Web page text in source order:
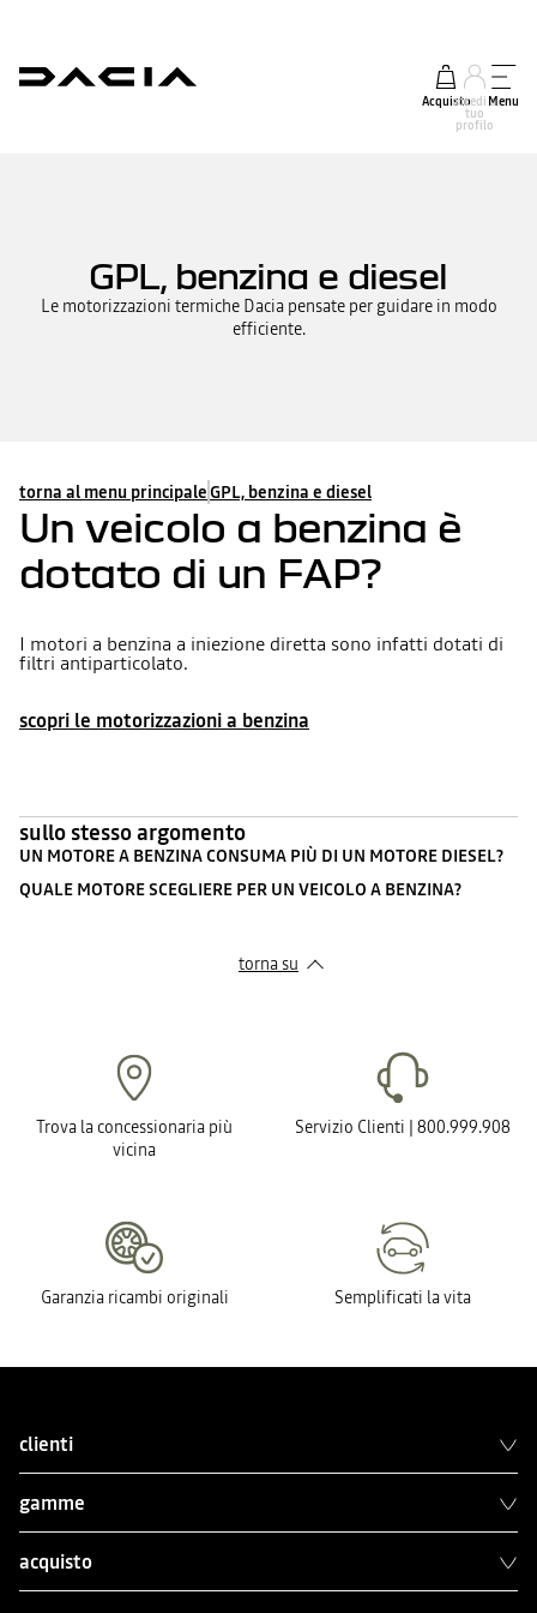
Acquistoaccedi al
tuo
profilo
Menu
GPL, benzina e diesel
Le motorizzazioni termiche Dacia pensate per guidare in modo
efficiente.
torna al menu principaleGPL, benzina e diesel
Un veicolo a benzina è
dotato di un FAP?
I motori a benzina a iniezione diretta sono infatti dotati di
filtri antiparticolato.
scopri le motorizzazioni a benzina
sullo stesso argomento
UN MOTORE A BENZINA CONSUMA PIÙ DI UN MOTORE DIESEL?
QUALE MOTORE SCEGLIERE PER UN VEICOLO A BENZINA?
torna su
Trova la concessionaria più
vicina
Servizio Clienti | 800.999.908
Garanzia ricambi originali Semplificati la vita
clienti
gamme
acquisto